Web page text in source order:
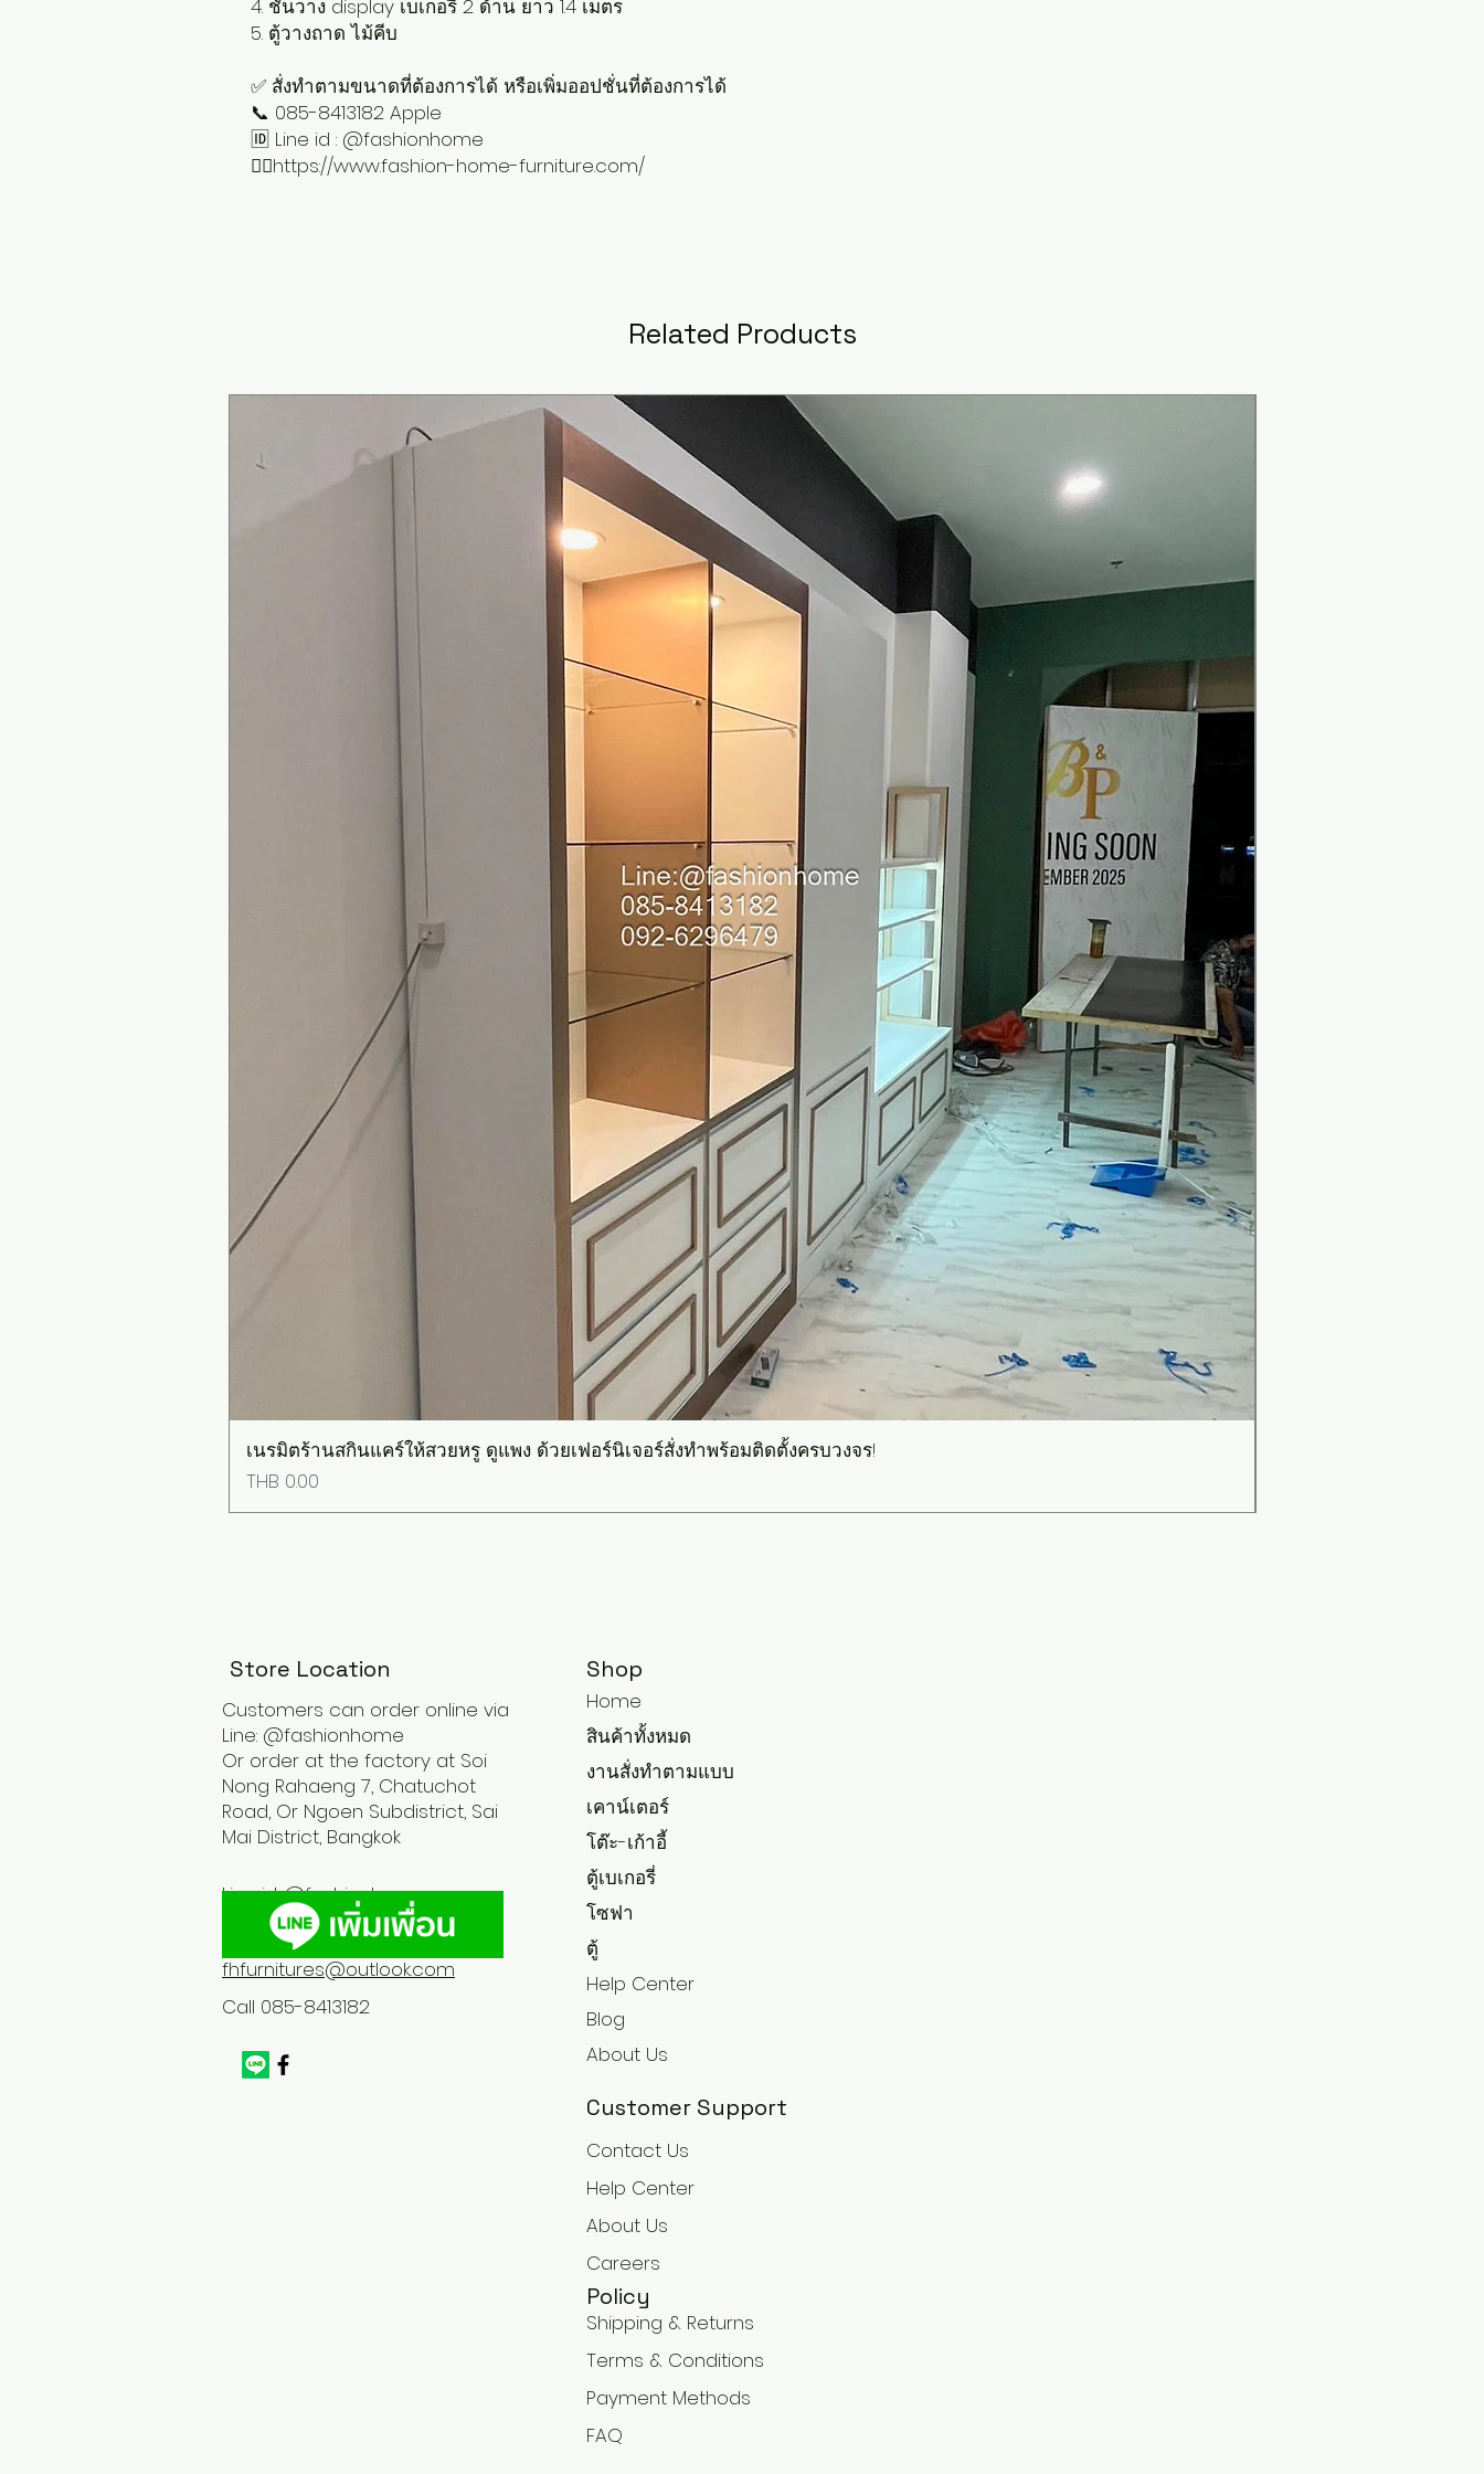
4. ชั้นวาง display เบเกอรี่ 2 ด้าน ยาว 1.4 เมตร
5. ตู้วางถาด ไม้คีบ
✅ สั่งทำตามขนาดที่ต้องการได้ หรือเพิ่มออปชั่นที่ต้องการได้
📞 085-8413182 Apple
🆔 Line id : @fashionhome
👉🏻https://www.fashion-home-furniture.com/
Related Products
เนรมิตร้านสกินแคร์ให้สวยหรู ดูแพง ด้วยเฟอร์นิเจอร์สั่งทำพร้อมติดตั้งครบวงจร!
Price
THB 0.00
Store Location
Customers can order online via
Line: @fashionhome
Or order at the factory at Soi
Nong Rahaeng 7, Chatuchot
Road, Or Ngoen Subdistrict, Sai
Mai District, Bangkok
Line id :@fashionhome
fhfurnitures@outlook.com
Call 085-8413182
Shop
Home
สินค้าทั้งหมด
งานสั่งทำตามแบบ
เคาน์เตอร์
โต๊ะ-เก้าอี้
ตู้เบเกอรี่
โซฟา
ตู้
Help Center
Blog
About Us
Customer Support
Contact Us
Help Center
About Us
Careers
Policy
Shipping & Returns
Terms & Conditions
Payment Methods
FAQ